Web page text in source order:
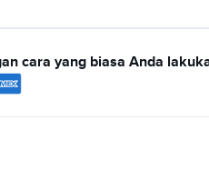
cara yang biasa Anda